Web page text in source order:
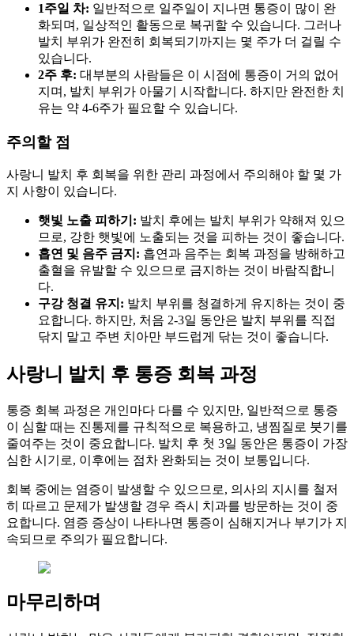
1주일 차: 일반적으로 일주일이 지나면 통증이 많이 완
화되며, 일상적인 활동으로 복귀할 수 있습니다. 그러나
발치 부위가 완전히 회복되기까지는 몇 주가 더 걸릴 수
있습니다.
2주 후: 대부분의 사람들은 이 시점에 통증이 거의 없어
지며, 발치 부위가 아물기 시작합니다. 하지만 완전한 치
유는 약 4-6주가 필요할 수 있습니다.
주의할 점
사랑니 발치 후 회복을 위한 관리 과정에서 주의해야 할 몇 가
지 사항이 있습니다.
햇빛 노출 피하기: 발치 후에는 발치 부위가 약해져 있으
므로, 강한 햇빛에 노출되는 것을 피하는 것이 좋습니다.
흡연 및 음주 금지: 흡연과 음주는 회복 과정을 방해하고
출혈을 유발할 수 있으므로 금지하는 것이 바람직합니
다.
구강 청결 유지: 발치 부위를 청결하게 유지하는 것이 중
요합니다. 하지만, 처음 2-3일 동안은 발치 부위를 직접
닦지 말고 주변 치아만 부드럽게 닦는 것이 좋습니다.
사랑니 발치 후 통증 회복 과정
통증 회복 과정은 개인마다 다를 수 있지만, 일반적으로 통증
이 심할 때는 진통제를 규칙적으로 복용하고, 냉찜질로 붓기를
줄여주는 것이 중요합니다. 발치 후 첫 3일 동안은 통증이 가장
심한 시기로, 이후에는 점차 완화되는 것이 보통입니다.
회복 중에는 염증이 발생할 수 있으므로, 의사의 지시를 철저
히 따르고 문제가 발생할 경우 즉시 치과를 방문하는 것이 중
요합니다. 염증 증상이 나타나면 통증이 심해지거나 부기가 지
속되므로 주의가 필요합니다.
마무리하며